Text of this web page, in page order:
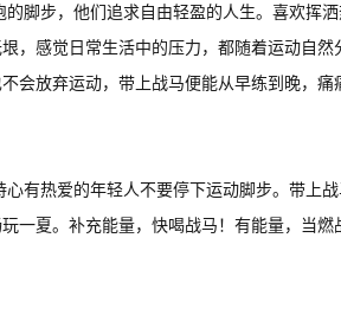
脚步，他们追求自由轻盈的人生。喜欢挥
，感觉日常生活中的压力，都随着运动自然
会放弃运动，带上战马便能从早练到晚，痛
心有热爱的年轻人不要停下运动脚步。带上
一夏。补充能量，快喝战马！有能量，当燃